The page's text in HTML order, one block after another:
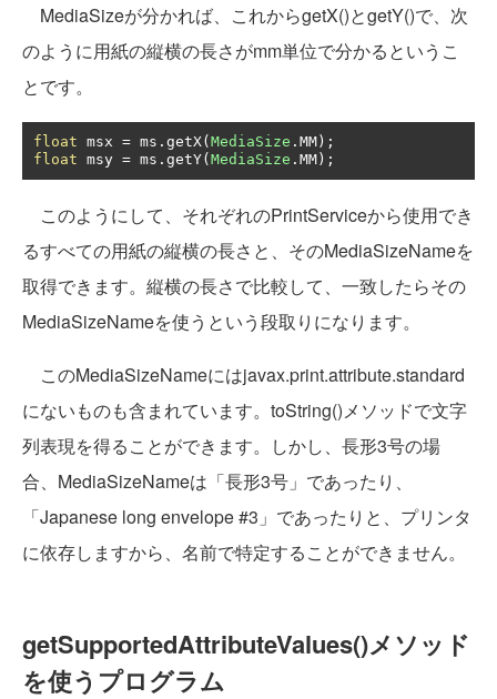
MediaSizeが分かれば、これからgetX()とgetY()で、次
のように用紙の縦横の長さがmm単位で分かるというこ
とです。
float msx = ms . getX(MediaSize . MM);
float msy = ms . getY(MediaSize . MM);
このようにして、それぞれのPrintServiceから使用でき
るすべての用紙の縦横の長さと、そのMediaSizeNameを
取得できます。縦横の長さで比較して、一致したらその
MediaSizeNameを使うという段取りになります。
このMediaSizeNameにはjavax.print.attribute.standard
にないものも含まれています。toString()メソッドで文字
列表現を得ることができます。しかし、長形3号の場
合、MediaSizeNameは「長形3号」であったり、
「Japanese long envelope #3」であったりと、プリンタ
に依存しますから、名前で特定することができません。
getSupportedAttributeValues()メソッド
を使うプログラム